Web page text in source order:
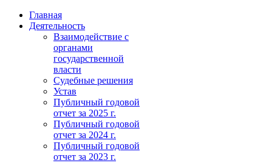
Главная
Деятельность
Взаимодействие с
органами
государственной
власти
Судебные решения
Устав
Публичный годовой
отчет за 2025 г.
Публичный годовой
отчет за 2024 г.
Публичный годовой
отчет за 2023 г.